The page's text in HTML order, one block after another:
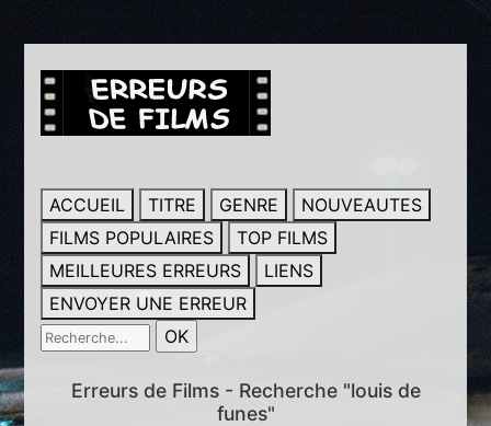
ACCUEIL TITRE GENRE
NOUVEAUTES
FILMS POPULAIRES
TOP FILMS
MEILLEURES ERREURS
LIENS
ENVOYER UNE ERREUR
Erreurs de Films - Recherche "louis de
funes"